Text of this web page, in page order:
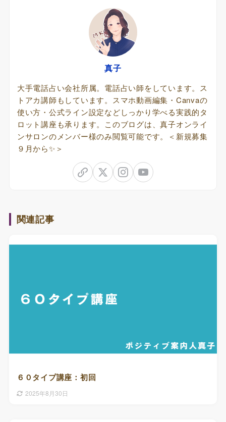
真子
大手電話占い会社所属。電話占い師をしています。ス
トアカ講師もしています。スマホ動画編集・Canvaの
使い方・公式ライン設定などしっかり学べる実践的タ
ロット講座も承ります。このブログは、真子オンライ
ンサロンのメンバー様のみ閲覧可能です。＜新規募集
９月から✨＞
関連記事
６０タイプ講座：初回
2025年8月30日